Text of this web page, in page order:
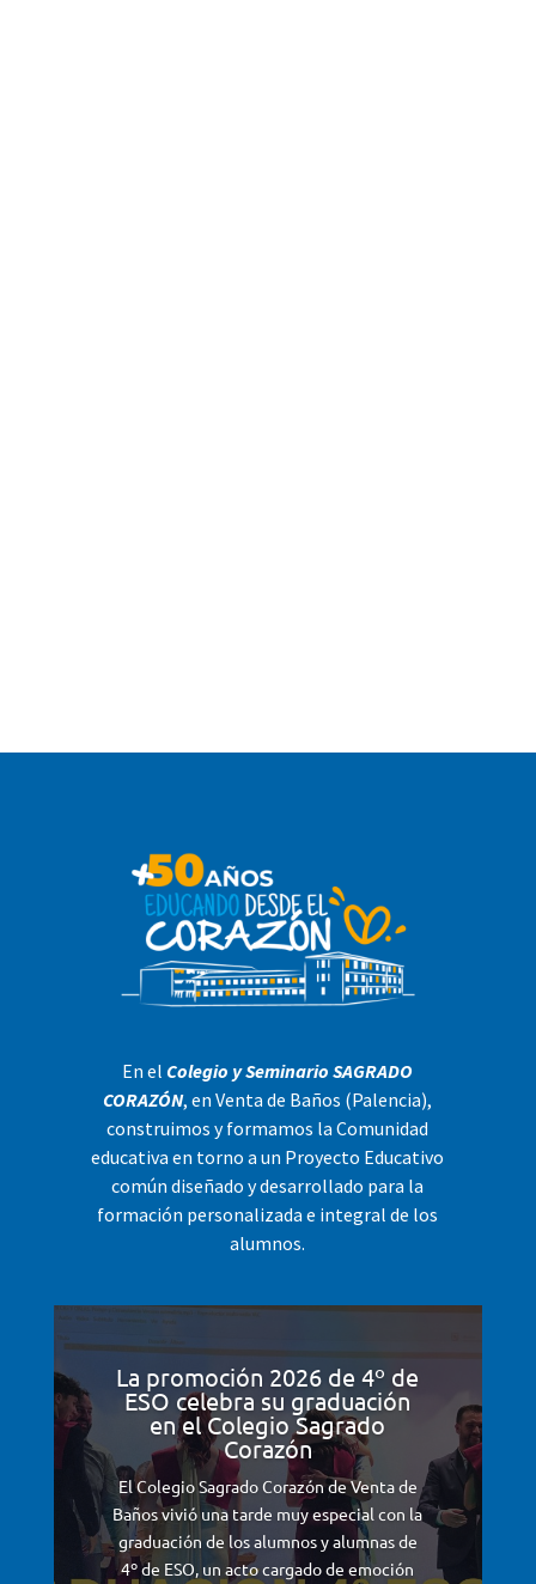
En el Colegio y Seminario SAGRADO
CORAZÓN, en Venta de Baños (Palencia),
construimos y formamos la Comunidad
educativa en torno a un Proyecto Educativo
común diseñado y desarrollado para la
formación personalizada e integral de los
alumnos.
La promoción 2026 de 4º de
ESO celebra su graduación
en el Colegio Sagrado
Corazón
El Colegio Sagrado Corazón de Venta de
Baños vivió una tarde muy especial con la
graduación de los alumnos y alumnas de
4º de ESO, un acto cargado de emoción